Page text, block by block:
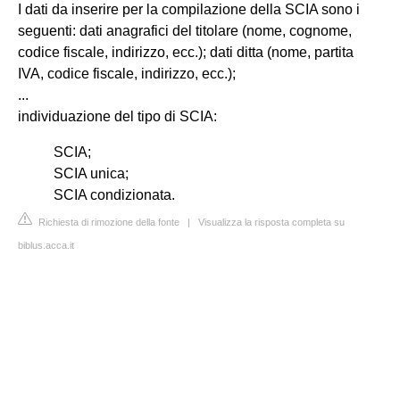
I dati da inserire per la compilazione della SCIA sono i
seguenti: dati anagrafici del titolare (nome, cognome,
codice fiscale, indirizzo, ecc.); dati ditta (nome, partita
IVA, codice fiscale, indirizzo, ecc.);
...
individuazione del tipo di SCIA:
SCIA;
SCIA unica;
SCIA condizionata.
Richiesta di rimozione della fonte | Visualizza la risposta completa su
biblus.acca.it